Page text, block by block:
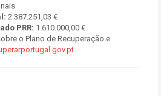
2.387.251,03 €
PRR: 1.610.000,00 €
o Plano de Recuperação e
.